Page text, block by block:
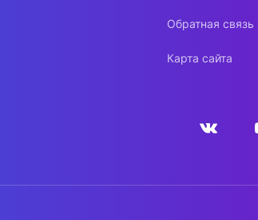
Обратная связь
Карта сайта